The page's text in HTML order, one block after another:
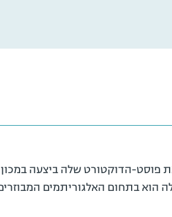
פרי קיבלה את הדוקטורט שלה מאוניברסיטת תל-אביב בשנת 2020, את פוסט-הדוקטורט שלה ביצעה במכון